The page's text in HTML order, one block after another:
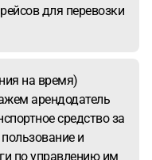
для перевозки
на время)
арендодатель
средство за
и
по управлению им